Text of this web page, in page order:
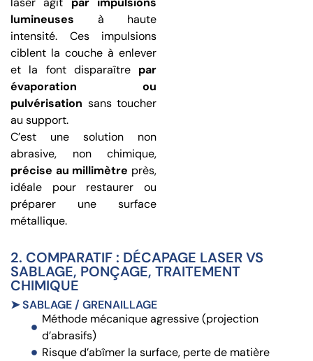
lumineuses à haute
intensité. Ces impulsions
ciblent la couche à enlever
et la font disparaître par
évaporation ou
pulvérisation sans toucher
au support.
C’est une solution non
abrasive, non chimique,
précise au millimètre près,
idéale pour restaurer ou
préparer une surface
métallique.
2. COMPARATIF : DÉCAPAGE LASER VS
SABLAGE, PONÇAGE, TRAITEMENT
CHIMIQUE
➤ SABLAGE / GRENAILLAGE
Méthode mécanique agressive (projection
d’abrasifs)
Risque d’abîmer la surface, perte de matière